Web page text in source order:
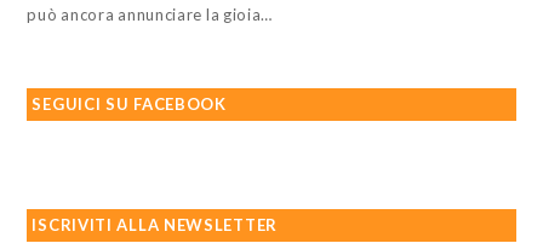
può ancora annunciare la gioia…
SEGUICI SU FACEBOOK
ISCRIVITI ALLA NEWSLETTER